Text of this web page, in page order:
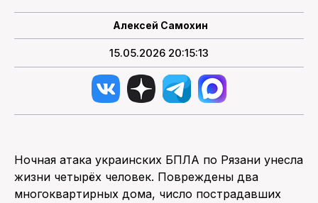
Алексей Самохин
15.05.2026 20:15:13
Ночная атака украинских БПЛА по Рязани унесла
жизни четырёх человек. Повреждены два
многоквартирных дома, число пострадавших